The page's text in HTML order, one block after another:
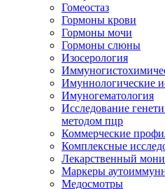
Гомеостаз
Гормоны крови
Гормоны мочи
Гормоны слюны
Изосерология
Имуннологические
Имуногематология
Исследование
методом пцр
Коммерческие
Комплексные
Лекарственный
Маркеры
Медосмотры